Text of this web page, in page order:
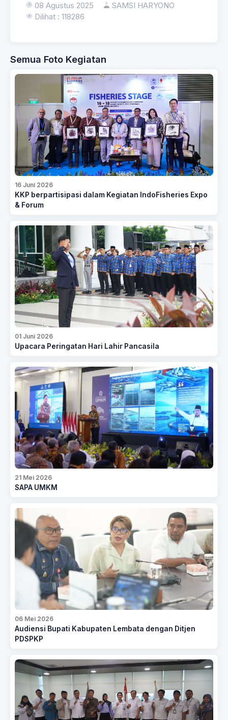
08 Agustus 2025
SAMSI HARYONO
Dilihat : 118286
Semua Foto Kegiatan
16 Juni 2026
KKP berpartisipasi dalam Kegiatan IndoFisheries Expo
& Forum
01 Juni 2026
Upacara Peringatan Hari Lahir Pancasila
21 Mei 2026
SAPA UMKM
06 Mei 2026
Audiensi Bupati Kabupaten Lembata dengan Ditjen
PDSPKP